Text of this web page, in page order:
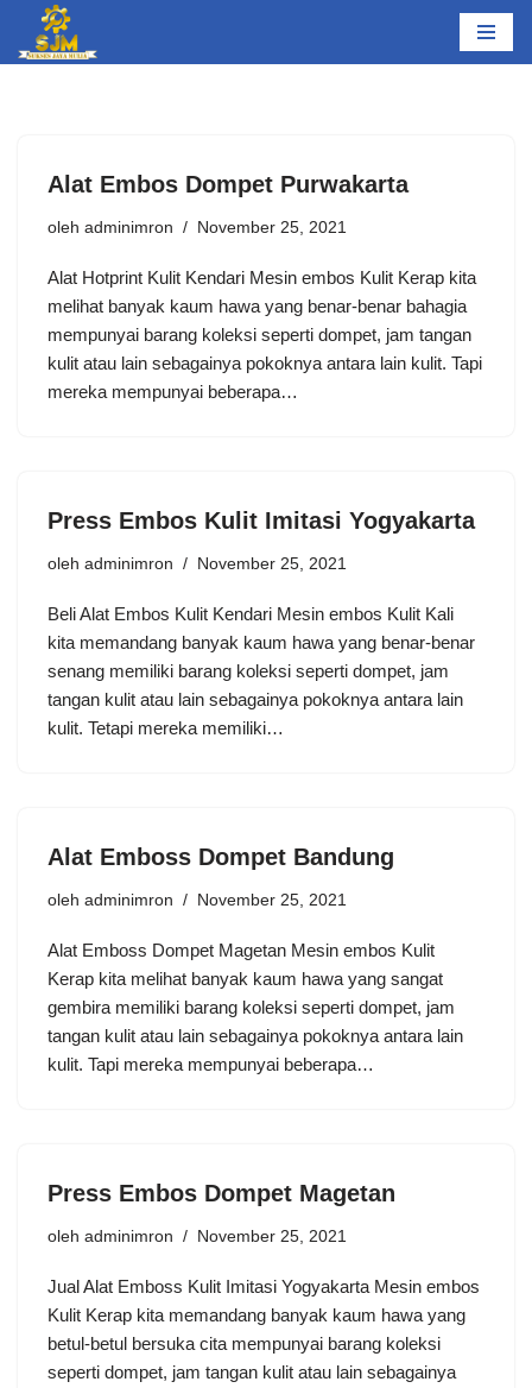
Lompat
Alat Embos Dompet Purwakarta
oleh adminimron November 25, 2021
Alat Hotprint Kulit Kendari Mesin embos Kulit Kerap kita
melihat banyak kaum hawa yang benar-benar bahagia
mempunyai barang koleksi seperti dompet, jam tangan
kulit atau lain sebagainya pokoknya antara lain kulit. Tapi
mereka mempunyai beberapa…
Press Embos Kulit Imitasi Yogyakarta
oleh adminimron November 25, 2021
Beli Alat Embos Kulit Kendari Mesin embos Kulit Kali
kita memandang banyak kaum hawa yang benar-benar
senang memiliki barang koleksi seperti dompet, jam
tangan kulit atau lain sebagainya pokoknya antara lain
kulit. Tetapi mereka memiliki…
Alat Emboss Dompet Bandung
oleh adminimron November 25, 2021
Alat Emboss Dompet Magetan Mesin embos Kulit
Kerap kita melihat banyak kaum hawa yang sangat
gembira memiliki barang koleksi seperti dompet, jam
tangan kulit atau lain sebagainya pokoknya antara lain
kulit. Tapi mereka mempunyai beberapa…
Press Embos Dompet Magetan
oleh adminimron November 25, 2021
Jual Alat Emboss Kulit Imitasi Yogyakarta Mesin embos
Kulit Kerap kita memandang banyak kaum hawa yang
betul-betul bersuka cita mempunyai barang koleksi
seperti dompet, jam tangan kulit atau lain sebagainya